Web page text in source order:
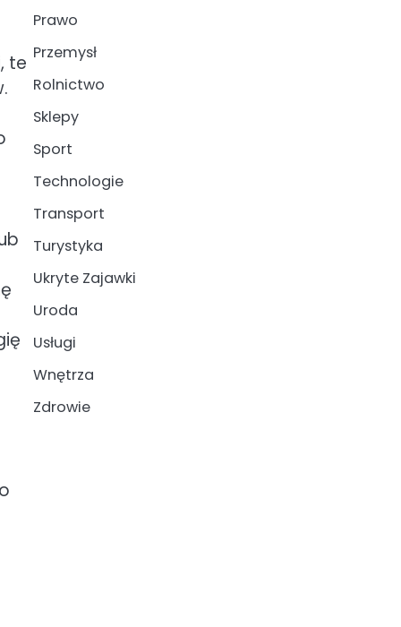
te
Prawo
Przemysł
Rolnictwo
Sklepy
Sport
Technologie
Transport
Turystyka
Ukryte Zajawki
Uroda
Usługi
Wnętrza
Zdrowie